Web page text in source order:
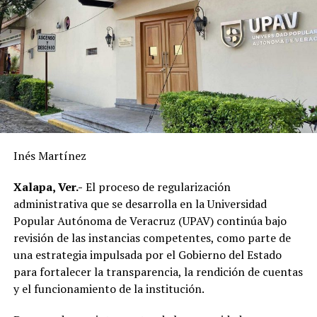
forman parte del programa de modernización de la
infraestructura eléctrica que impulsa la CFE en el
municipio.
Destacó que, en apenas siete meses, la inversión ejercida
por la Comisión Federal de Electricidad en Alvarado
supera la realizada durante los últimos diez años,
reflejando el resultado de las gestiones emprendidas por
las principales demandas de la población.
“Mejorar el servicio de energía eléctrica ha sido una
prioridad desde el inicio de mi gobierno y continuaremos
gestionando recursos y proyectos que contribuyan al
desarrollo del municipio y al bienestar de las familias
alvaradeñas”.
Por último, reconoció y agradeció a la gobernadora del
Inés Martínez
Xalapa, Ver.- El proceso de regularización
administrativa que se desarrolla en la Universidad
Popular Autónoma de Veracruz (UPAV) continúa bajo
revisión de las instancias competentes, como parte de
una estrategia impulsada por el Gobierno del Estado
para fortalecer la transparencia, la rendición de cuentas
y el funcionamiento de la institución.